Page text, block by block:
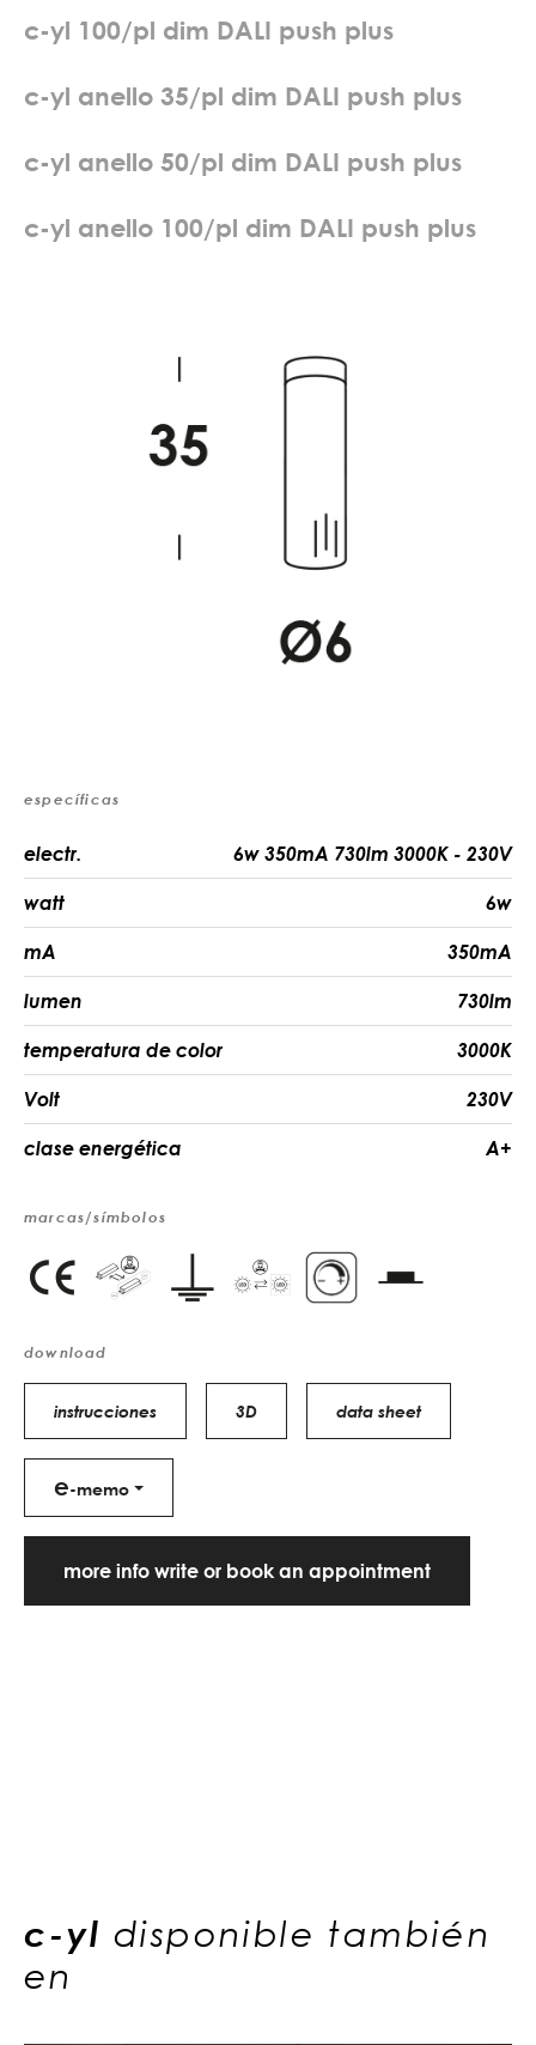
c-yl 100/pl dim DALI push plus
c-yl anello 35/pl dim DALI push plus
c-yl anello 50/pl dim DALI push plus
c-yl anello 100/pl dim DALI push plus
específicas
electr. 6w 350mA 730lm 3000K - 230V
watt 6w
mA 350mA
lumen 730lm
temperatura de color 3000K
Volt 230V
clase energética A+
marcas/símbolos
download
instrucciones 3D data sheet
e-memo
more info write or book an appointment
c-yl disponible también
en